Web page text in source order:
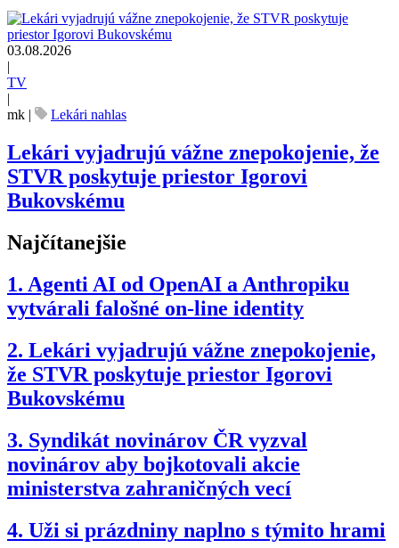
03.08.2026
|
TV
|
mk | Lekári nahlas
Lekári vyjadrujú vážne znepokojenie, že
STVR poskytuje priestor Igorovi
Bukovskému
Najčítanejšie
1. Agenti AI od OpenAI a Anthropiku
vytvárali falošné on-line identity
2. Lekári vyjadrujú vážne znepokojenie,
že STVR poskytuje priestor Igorovi
Bukovskému
3. Syndikát novinárov ČR vyzval
novinárov aby bojkotovali akcie
ministerstva zahraničných vecí
4. Uži si prázdniny naplno s týmito hrami